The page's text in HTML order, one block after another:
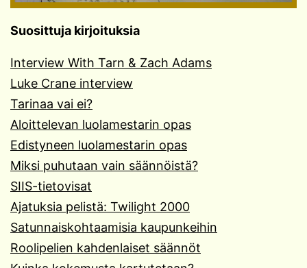
Suosittuja kirjoituksia
Interview With Tarn & Zach Adams
Luke Crane interview
Tarinaa vai ei?
Aloittelevan luolamestarin opas
Edistyneen luolamestarin opas
Miksi puhutaan vain säännöistä?
SIIS-tietovisat
Ajatuksia pelistä: Twilight 2000
Satunnaiskohtaamisia kaupunkeihin
Roolipelien kahdenlaiset säännöt